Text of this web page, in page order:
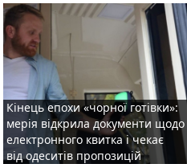
Кінець епохи «чорної готівки»:
мерія відкрила документи щодо
електронного квитка і чекає
від одеситів пропозицій